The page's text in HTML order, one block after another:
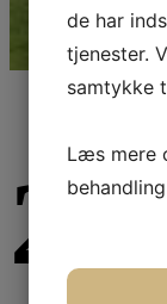
de har
tjenester.
samtykke
Læs mere